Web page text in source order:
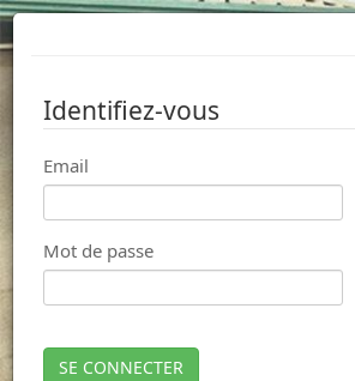
Identifiez-vous
Email
Mot de passe
SE CONNECTER